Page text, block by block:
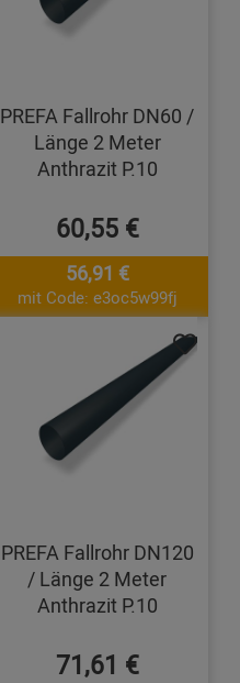
PREFA Fallrohr DN60 /
Länge 2 Meter
Anthrazit P.10
60,55 €
56,91 €
mit Code: e3oc5w99fj
PREFA Fallrohr DN120
/ Länge 2 Meter
Anthrazit P.10
71,61 €